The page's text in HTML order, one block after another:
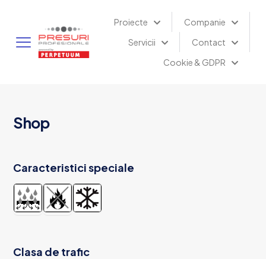
Proiecte
Companie
Servicii
Contact
Cookie & GDPR
Shop
Caracteristici speciale
Clasa de trafic